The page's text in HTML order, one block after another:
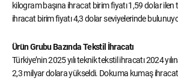
kilogram başına ihracat birim fiyatı 1,59 dolar
ihracat birim fiyatı 4,3 dolar seviyelerinde
Ürün Grubu Bazında Tekstil İhracatı
Türkiye’nin 2025 yılı teknik tekstil ihracatı 2024
2,3 milyar dolara yükseldi. Dokuma kumaş ihracatı,